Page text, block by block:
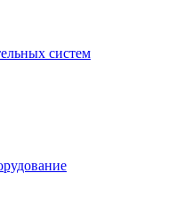
систем